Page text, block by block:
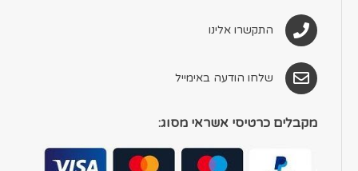
התקשרו אלינו
שלחו הודעה באימייל
מקבלים כרטיסי אשראי מסוג: